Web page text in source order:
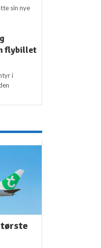
sin nye
flybillet
i